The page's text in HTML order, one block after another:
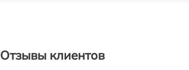
Отзывы клиентов